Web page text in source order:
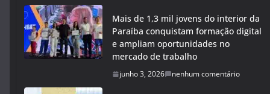
Mais de 1,3 mil jovens do interior da
Paraíba conquistam formação digital
e ampliam oportunidades no
mercado de trabalho
junho 3, 2026 nenhum comentário